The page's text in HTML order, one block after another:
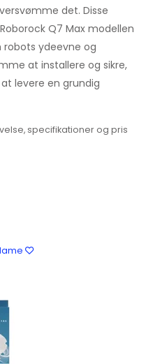
det. Disse
Q7 Max modellen
ydeevne og
at installere og sikre,
levere en grundig
specifikationer og pris